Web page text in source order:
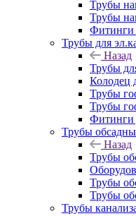
Трубы
Трубы
Трубы для
Назад
Трубы
Колодец
Трубы
Трубы
Трубы
Назад
Трубы
Трубы
Трубы
Трубы